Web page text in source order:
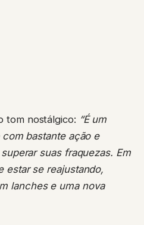
tom nostálgico: “É um
bastante ação e
suas fraquezas. Em
estar se reajustando,
lanches e uma nova